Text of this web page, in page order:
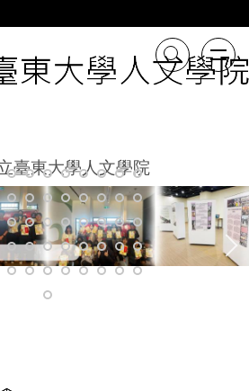
臺東大學人文學院